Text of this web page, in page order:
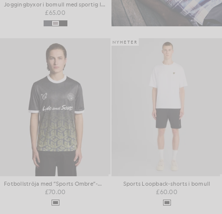
Joggingbyxor i bomull med sportig loopback-design
£65.00
Fotbollströja med ”Sports Ombre”-märke
£70.00
NYHETER
Sports Loopback-shorts i bomull
£60.00